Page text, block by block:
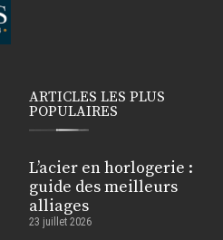
ARTICLES LES PLUS
POPULAIRES
L’acier en horlogerie :
guide des meilleurs
alliages
23 juillet 2026